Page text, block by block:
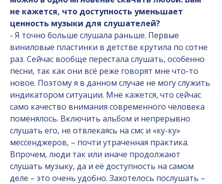
не кажется, что доступность уменьшает
ценность музыки для слушателей?
- Я точно больше слушала раньше. Первые
виниловые пластинки в детстве крутила по сотне
раз. Сейчас вообще перестала слушать, особенно
песни, так как они всё реже говорят мне что-то
новое. Поэтому я в данном случае не могу служить
индикатором ситуации. Мне кажется, что сейчас
само качество внимания современного человека
поменялось. Включить альбом и непрерывно
слушать его, не отвлекаясь на смс и «ку-ку»
мессенджеров, – почти утраченная практика.
Впрочем, люди так или иначе продолжают
слушать музыку, да и её доступность на самом
деле – это очень удобно. Захотелось послушать –